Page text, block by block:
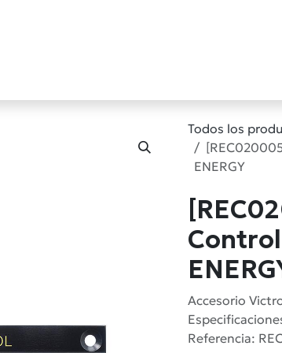
Todos los
ENERGY
Accesorio
Referencia: